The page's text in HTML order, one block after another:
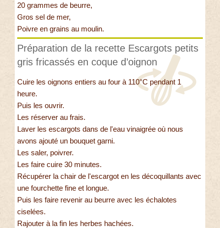
20 grammes de beurre,
Gros sel de mer,
Poivre en grains au moulin.
Préparation de la recette Escargots petits
gris fricassés en coque d’oignon
Cuire les oignons entiers au four à 110°C pendant 1
heure.
Puis les ouvrir.
Les réserver au frais.
Laver les escargots dans de l'eau vinaigrée où nous
avons ajouté un bouquet garni.
Les saler, poivrer.
Les faire cuire 30 minutes.
Récupérer la chair de l'escargot en les décoquillants avec
une fourchette fine et longue.
Puis les faire revenir au beurre avec les échalotes
ciselées.
Rajouter à la fin les herbes hachées.